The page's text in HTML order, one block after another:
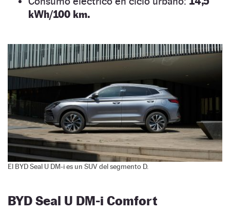
kWh/100 km.
El BYD Seal U DM-i es un SUV del segmento D.
BYD Seal U DM-i Comfort